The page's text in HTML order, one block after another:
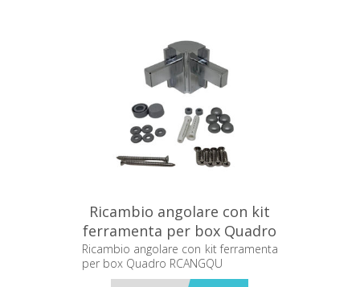
Ricambio angolare con kit
ferramenta per box Quadro
RCANGQU
Ricambio angolare con kit ferramenta
per box Quadro RCANGQU